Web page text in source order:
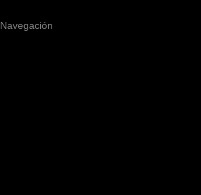
Navegación